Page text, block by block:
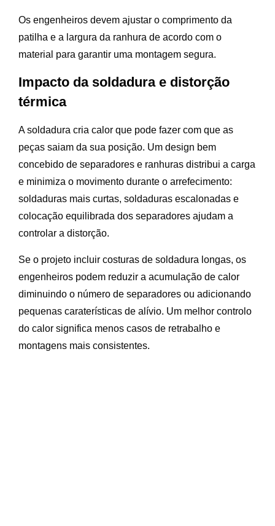
Os engenheiros devem ajustar o comprimento da
patilha e a largura da ranhura de acordo com o
material para garantir uma montagem segura.
Impacto da soldadura e distorção
térmica
A soldadura cria calor que pode fazer com que as
peças saiam da sua posição. Um design bem
concebido de separadores e ranhuras distribui a carga
e minimiza o movimento durante o arrefecimento:
soldaduras mais curtas, soldaduras escalonadas e
colocação equilibrada dos separadores ajudam a
controlar a distorção.
Se o projeto incluir costuras de soldadura longas, os
engenheiros podem reduzir a acumulação de calor
diminuindo o número de separadores ou adicionando
pequenas caraterísticas de alívio. Um melhor controlo
do calor significa menos casos de retrabalho e
montagens mais consistentes.